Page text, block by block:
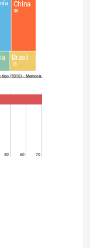
China
38
Brasil
15
tipo (2016) - Memoria
50 60 70